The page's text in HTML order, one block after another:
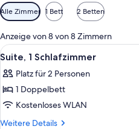
Verfügbare
Filter
für
Zimmer
Alle Zimmer 1 Bett 2 Betten
Anzeige von 8 von 8 Zimmern
Alle
Fotos
für
Suite,
1
Schlafzimmer
5
Suite, 1 Schlafzimmer
Platz für 2 Personen
1 Doppelbett
Kostenloses WLAN
Weitere Details
Weitere